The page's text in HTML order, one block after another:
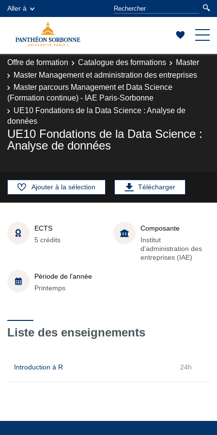
Aller à
Offre de formation Catalogue des formations
Master
Master Management et administration des entreprises
Master parcours Management et Data Science
(Formation continue) - IAE Paris-Sorbonne
UE10 Fondations de la Data Science : Analyse de
données
UE10 Fondations de la Data Science :
Analyse de données
Ajouter à la sélection Télécharger
ECTS
5 crédits
Composante
Institut
d'administration des
entreprises (IAE)
Période de l'année
Printemps
Liste des enseignements
Introduction à R 24h